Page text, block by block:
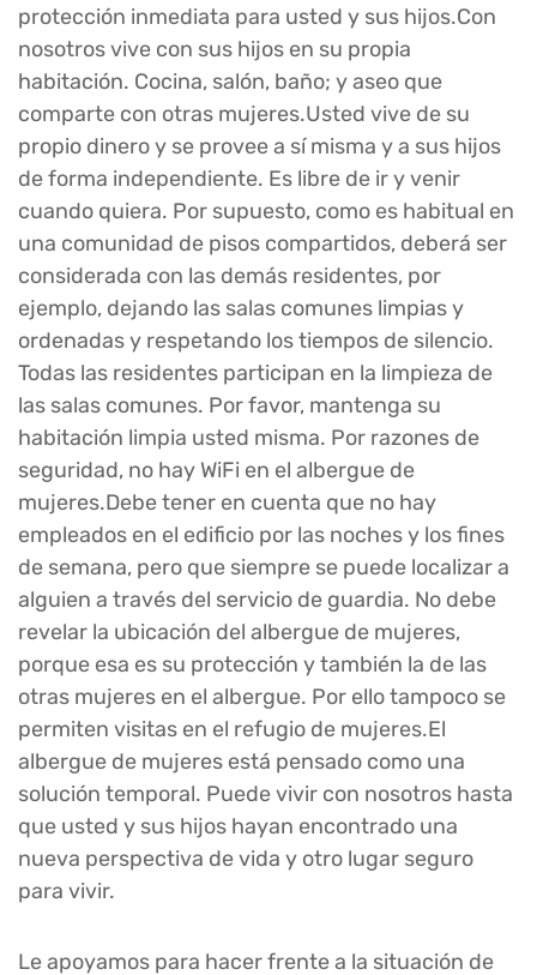
protección inmediata para usted y sus hijos.Con
nosotros vive con sus hijos en su propia
habitación. Cocina, salón, baño; y aseo que
comparte con otras mujeres.Usted vive de su
propio dinero y se provee a sí misma y a sus hijos
de forma independiente. Es libre de ir y venir
cuando quiera. Por supuesto, como es habitual en
una comunidad de pisos compartidos, deberá ser
considerada con las demás residentes, por
ejemplo, dejando las salas comunes limpias y
ordenadas y respetando los tiempos de silencio.
Todas las residentes participan en la limpieza de
las salas comunes. Por favor, mantenga su
habitación limpia usted misma. Por razones de
seguridad, no hay WiFi en el albergue de
mujeres.Debe tener en cuenta que no hay
empleados en el edificio por las noches y los fines
de semana, pero que siempre se puede localizar a
alguien a través del servicio de guardia. No debe
revelar la ubicación del albergue de mujeres,
porque esa es su protección y también la de las
otras mujeres en el albergue. Por ello tampoco se
permiten visitas en el refugio de mujeres.El
albergue de mujeres está pensado como una
solución temporal. Puede vivir con nosotros hasta
que usted y sus hijos hayan encontrado una
nueva perspectiva de vida y otro lugar seguro
para vivir.
Le apoyamos para hacer frente a la situación de